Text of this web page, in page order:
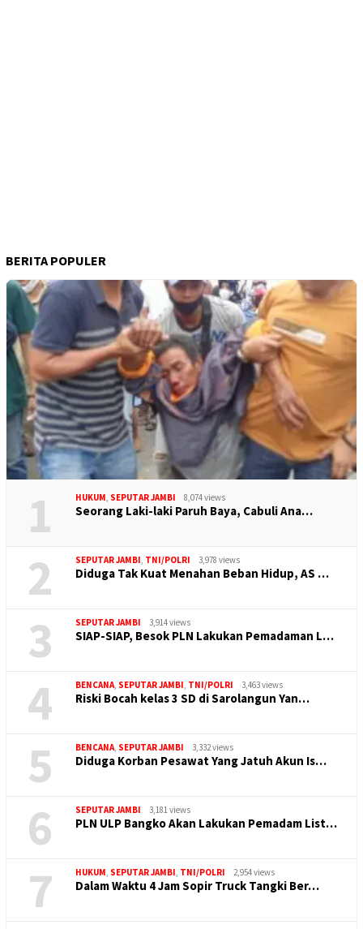
BERITA POPULER
1 HUKUM SEPUTAR JAMBI 8,074 views
Seorang Laki-laki Paruh Baya, Cabuli Ana…
2 SEPUTAR JAMBI TNI/POLRI 3,978 views
Diduga Tak Kuat Menahan Beban Hidup, AS …
3 SEPUTAR JAMBI 3,914 views
SIAP-SIAP, Besok PLN Lakukan Pemadaman L…
4 BENCANA SEPUTAR JAMBI TNI/POLRI 3,463 views
Riski Bocah kelas 3 SD di Sarolangun Yan…
5 BENCANA SEPUTAR JAMBI 3,332 views
Diduga Korban Pesawat Yang Jatuh Akun Is…
6 SEPUTAR JAMBI 3,181 views
PLN ULP Bangko Akan Lakukan Pemadam List…
7 HUKUM SEPUTAR JAMBI TNI/POLRI 2,954 views
Dalam Waktu 4 Jam Sopir Truck Tangki Ber…